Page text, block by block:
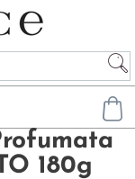
180g